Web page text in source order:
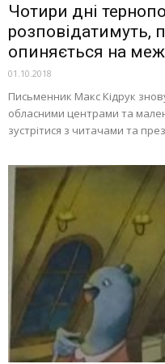
Чотири дні
розповідатимуть,
опиняється на
01.10.2018
Письменник Макс Кідрук
обласними центрами та
зустрітися з читачами та